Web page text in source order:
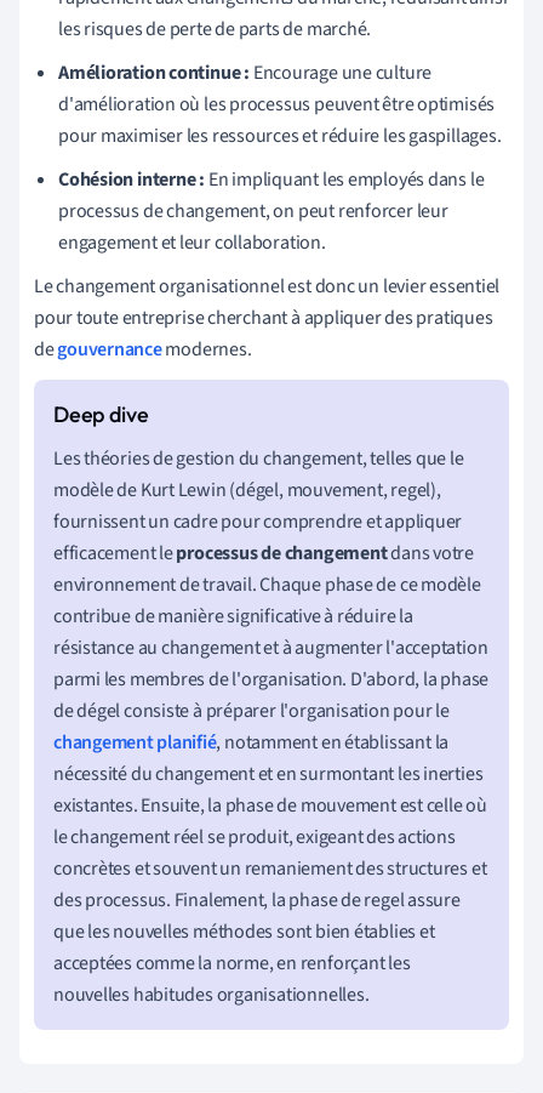
les risques de perte de parts de marché.
Amélioration continue : Encourage une culture
d'amélioration où les processus peuvent être optimisés
pour maximiser les ressources et réduire les gaspillages.
Cohésion interne : En impliquant les employés dans le
processus de changement, on peut renforcer leur
engagement et leur collaboration.
Le changement organisationnel est donc un levier essentiel
pour toute entreprise cherchant à appliquer des pratiques
degouvernancemodernes.
Les théories de gestion du changement, telles que le
modèle de Kurt Lewin (dégel, mouvement, regel),
fournissent un cadre pour comprendre et appliquer
efficacement leprocessus de changementdans votre
environnement de travail. Chaque phase de ce modèle
contribue de manière significative à réduire la
résistance au changement et à augmenter l'acceptation
parmi les membres de l'organisation. D'abord, la phase
de dégel consiste à préparer l'organisation pour le
changement planifié, notamment en établissant la
nécessité du changement et en surmontant les inerties
existantes. Ensuite, la phase de mouvement est celle où
le changement réel se produit, exigeant des actions
concrètes et souvent un remaniement des structures et
des processus. Finalement, la phase de regel assure
que les nouvelles méthodes sont bien établies et
acceptées comme la norme, en renforçant les
nouvelles habitudes organisationnelles.